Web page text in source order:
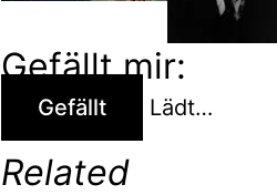
Gefällt mir:
Gefällt Lädt…
Related